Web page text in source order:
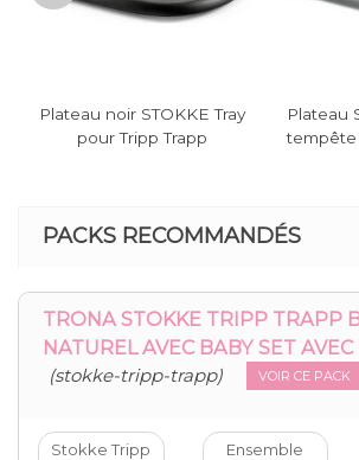
Plateau noir STOKKE Tray
pour Tripp Trapp
Plateau
tempête
PACKS RECOMMANDÉS
TRONA STOKKE TRIPP TRAPP
NATUREL AVEC BABY SET
(stokke-tripp-trapp) VOIR CE PACK
Stokke Tripp
Ensemble